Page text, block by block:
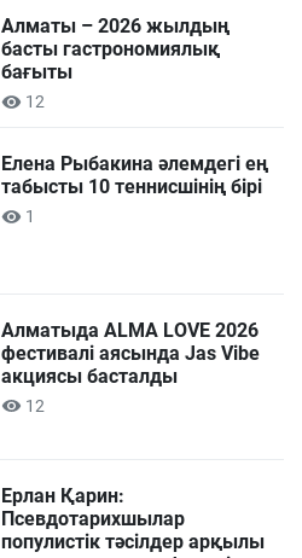
Алматы – 2026 жылдың
басты гастрономиялық
бағыты
12
Елена Рыбакина әлемдегі ең
табысты 10 теннисшінің бірі
1
Алматыда ALMA LOVE 2026
фестивалі аясында Jas Vibe
акциясы басталды
12
Ерлан Қарин:
Псевдотарихшылар
популистік тәсілдер арқылы